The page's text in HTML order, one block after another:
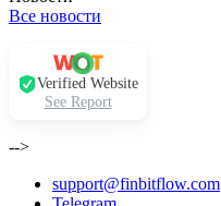
Все новости
Verified Website
See Report
-->
support@finbitflow.com